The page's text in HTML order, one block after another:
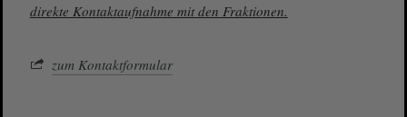
direkte Kontaktaufnahme mit den Fraktionen.
zum Kontaktformular